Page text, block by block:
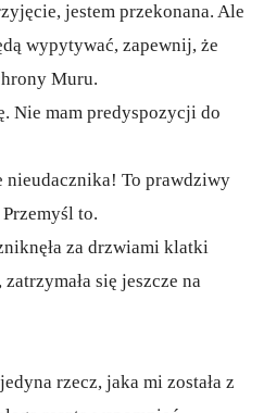
jestem przekonana. Ale
wypytywać, zapewnij, że
Muru.
Nie mam predyspozycji do
nieudacznika! To prawdziwy
to.
za drzwiami klatki
się jeszcze na
rzecz, jaka mi została z